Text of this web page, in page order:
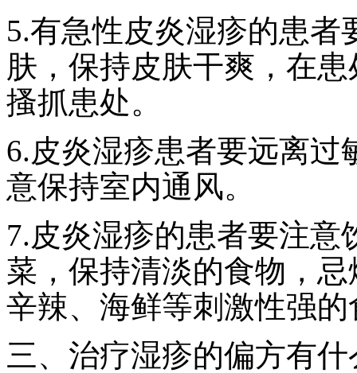
5.有急性皮炎湿疹的患
肤，保持皮肤干爽，在
搔抓患处。
6.皮炎湿疹患者要远离
意保持室内通风。
7.皮炎湿疹的患者要注
菜，保持清淡的食物，
辛辣、海鲜等刺激性强的
三、治疗湿疹的偏方有什